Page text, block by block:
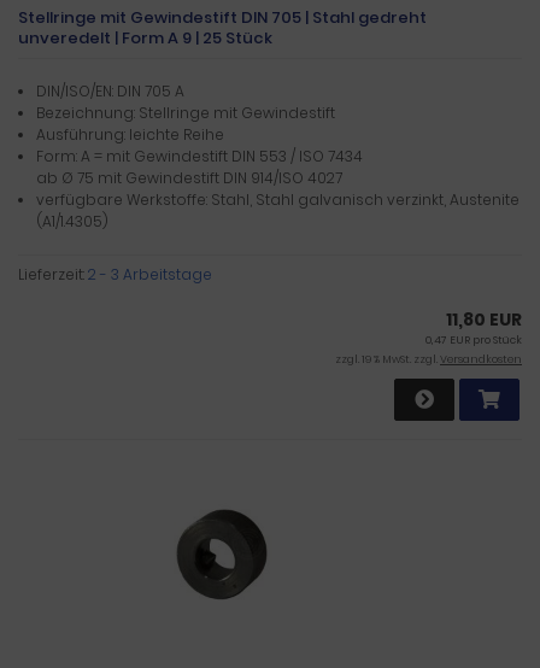
Stellringe mit Gewindestift DIN 705 | Stahl gedreht
unveredelt | Form A 9 | 25 Stück
DIN/ISO/EN: DIN 705 A
Bezeichnung: Stellringe mit Gewindestift
Ausführung: leichte Reihe
Form: A = mit Gewindestift DIN 553 / ISO 7434
ab Ø 75 mit Gewindestift DIN 914/ISO 4027
verfügbare Werkstoffe: Stahl, Stahl galvanisch verzinkt, Austenite
(A1/1.4305)
Lieferzeit:2 - 3 Arbeitstage
11,80 EUR
0,47 EUR pro Stück
zzgl. 19 % MwSt. zzgl.Versandkosten